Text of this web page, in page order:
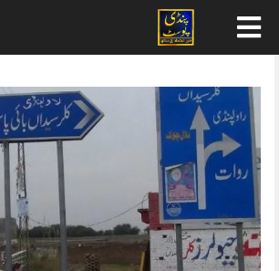
content